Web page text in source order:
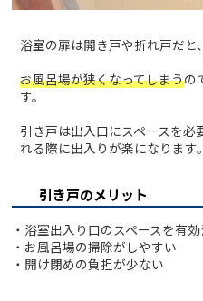
浴室の扉は開き戸や折れ戸だと
お風呂場が狭くなってしまうの
す。
引き戸は出入口にスペースを
れる際に出入りが楽になります。
引き戸のメリット
・浴室出入り口のスペースを有
・お風呂場の掃除がしやすい
・開け閉めの負担が少ない